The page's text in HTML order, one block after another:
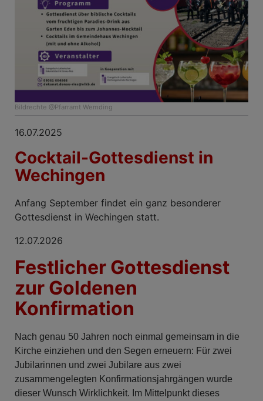
Bildrechte @Pfarramt Wemding
16.07.2025
Cocktail-Gottesdienst in
Wechingen
Anfang September findet ein ganz besonderer
Gottesdienst in Wechingen statt.
12.07.2026
Festlicher Gottesdienst
zur Goldenen
Konfirmation
Nach genau 50 Jahren noch einmal gemeinsam in die
Kirche einziehen und den Segen erneuern: Für zwei
Jubilarinnen und zwei Jubilare aus zwei
zusammengelegten Konfirmationsjahrgängen wurde
dieser Wunsch Wirklichkeit. Im Mittelpunkt dieses